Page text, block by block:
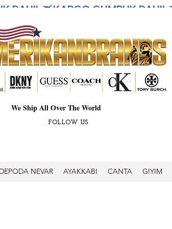
DAHIL
We Ship All Over The World
FOLLOW US
DEPODA NEVAR AYAKKABI CANTA GIYIM